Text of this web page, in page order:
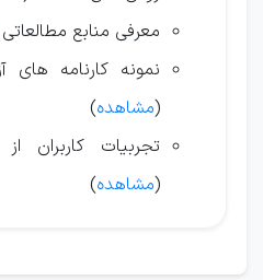
معرفی منابع
نمونه کارنامه های
(مشاهده)
تجربیات کاربران
(مشاهده)